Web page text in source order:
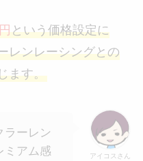
という価格設定に
レンレーシングとの
ます。
アイコスさん
ラーレン
ミアム感